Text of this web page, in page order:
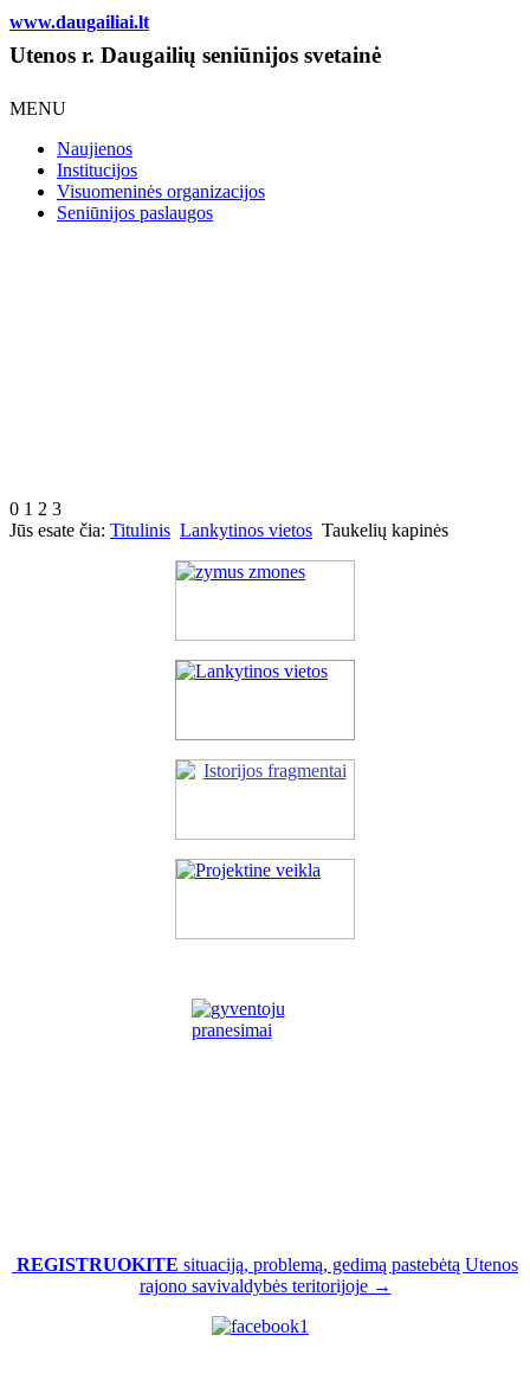
www.daugailiai.lt
Utenos r. Daugailių seniūnijos svetainė
MENU
Naujienos
Institucijos
Visuomeninės organizacijos
Seniūnijos paslaugos
0 1 2 3
Jūs esate čia: Titulinis Lankytinos vietos Taukelių kapinės
REGISTRUOKITE situaciją, problemą, gedimą pastebėtą Utenos
rajono savivaldybės teritorijoje →